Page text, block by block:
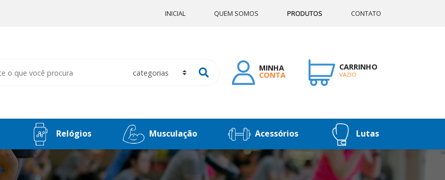
INICIAL QUEM SOMOS PRODUTOS CONTATO
MINHA
CONTA
CARRINHO
VAZIO
Relógios Musculação Acessórios Lutas